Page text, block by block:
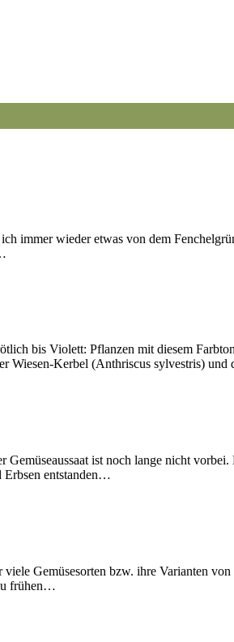
immer wieder etwas von dem
bis Violett: Pflanzen mit diesem
Wiesen-Kerbel (Anthriscus sylvestris)
ist noch lange nicht
Erbsen entstanden…
Gemüsesorten bzw. ihre Varianten
frühen…